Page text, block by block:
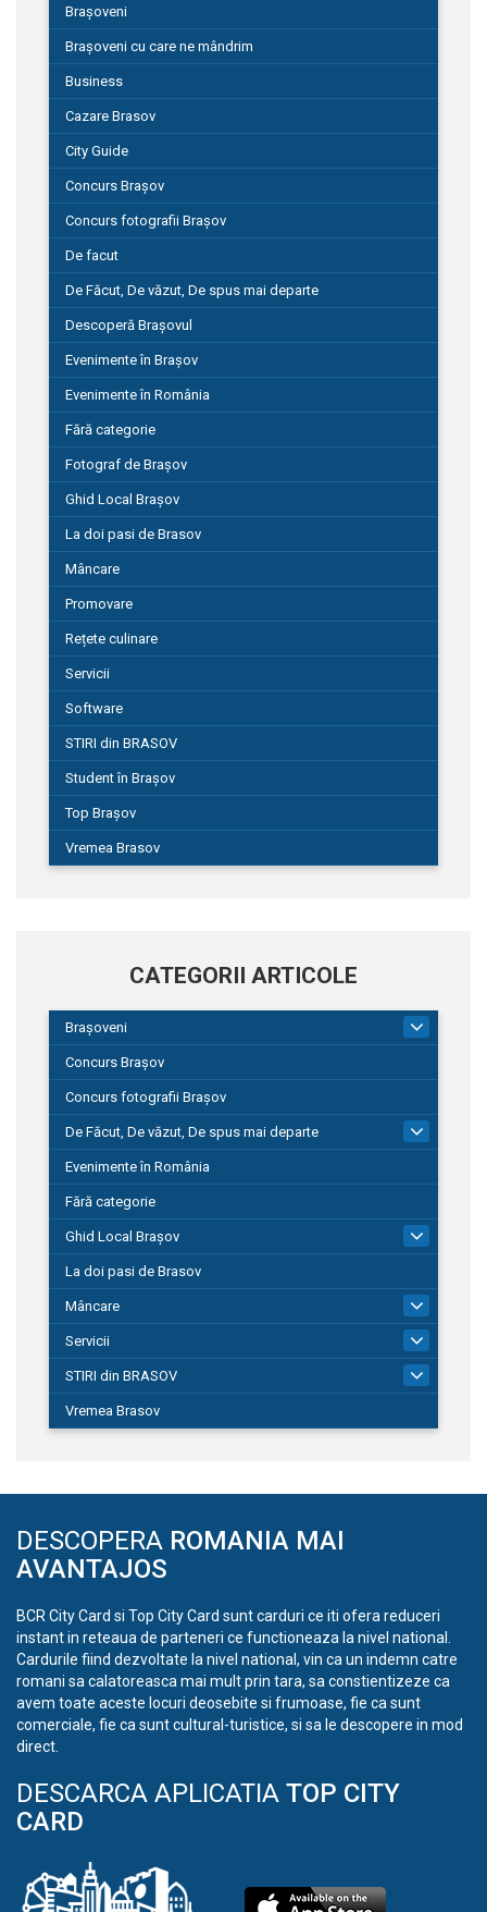
Brașoveni
Brașoveni cu care ne mândrim
Business
Cazare Brasov
City Guide
Concurs Brașov
Concurs fotografii Brașov
De facut
De Făcut, De văzut, De spus mai departe
Descoperă Brașovul
Evenimente în Brașov
Evenimente în România
Fără categorie
Fotograf de Brașov
Ghid Local Brașov
La doi pasi de Brasov
Mâncare
Promovare
Rețete culinare
Servicii
Software
STIRI din BRASOV
Student în Brașov
Top Brașov
Vremea Brasov
CATEGORII ARTICOLE
Brașoveni
Concurs Brașov
Concurs fotografii Brașov
De Făcut, De văzut, De spus mai departe
149
Evenimente în România
Fără categorie
Ghid Local Brașov
La doi pasi de Brasov
Mâncare
Servicii
STIRI din BRASOV
Vremea Brasov
DESCOPERA ROMANIA MAI
AVANTAJOS
BCR City Card si Top City Card sunt carduri ce iti ofera reduceri
instant in reteaua de parteneri ce functioneaza la nivel national.
Cardurile fiind dezvoltate la nivel national, vin ca un indemn catre
romani sa calatoreasca mai mult prin tara, sa constientizeze ca
avem toate aceste locuri deosebite si frumoase, fie ca sunt
comerciale, fie ca sunt cultural-turistice, si sa le descopere in mod
direct.
DESCARCA APLICATIA TOP CITY
CARD